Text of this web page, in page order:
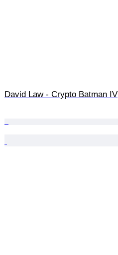
David Law - Crypto Batman IV